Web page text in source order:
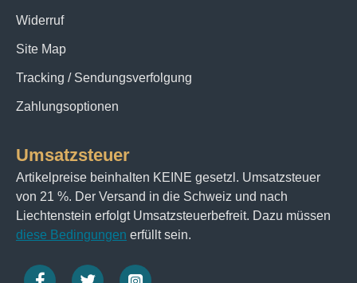
Widerruf
Site Map
Tracking / Sendungsverfolgung
Zahlungsoptionen
Umsatzsteuer
Artikelpreise beinhalten KEINE gesetzl. Umsatzsteuer
von 21 %. Der Versand in die Schweiz und nach
Liechtenstein erfolgt Umsatzsteuerbefreit. Dazu müssen
diese Bedingungen erfüllt sein.